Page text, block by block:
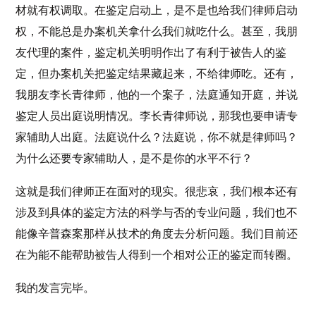
材就有权调取。在鉴定启动上，是不是也给我们律师启动
权，不能总是办案机关拿什么我们就吃什么。甚至，我朋
友代理的案件，鉴定机关明明作出了有利于被告人的鉴
定，但办案机关把鉴定结果藏起来，不给律师吃。还有，
我朋友李长青律师，他的一个案子，法庭通知开庭，并说
鉴定人员出庭说明情况。李长青律师说，那我也要申请专
家辅助人出庭。法庭说什么？法庭说，你不就是律师吗？
为什么还要专家辅助人，是不是你的水平不行？
这就是我们律师正在面对的现实。很悲哀，我们根本还有
涉及到具体的鉴定方法的科学与否的专业问题，我们也不
能像辛普森案那样从技术的角度去分析问题。我们目前还
在为能不能帮助被告人得到一个相对公正的鉴定而转圈。
我的发言完毕。